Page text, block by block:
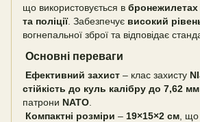
що використовується в бронежилетах
та поліції. Забезпечує високий
вогнепальної зброї та відповідає
Основні переваги
Ефективний захист – клас захисту
стійкість до куль калібру до 7,62 мм
патрони NATO
Компактні розміри – 19×15×2 см ,